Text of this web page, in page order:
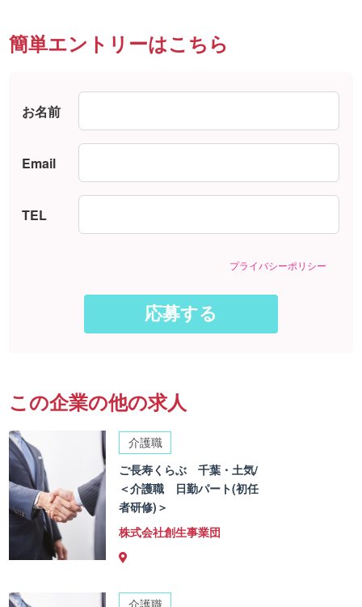
簡単エントリーはこちら
お名前
Email
TEL
プライバシーポリシー
この企業の他の求人
介護職
ご長寿くらぶ 千葉・土気/
＜介護職 日勤パート(初任
者研修)＞
株式会社創生事業団
介護職